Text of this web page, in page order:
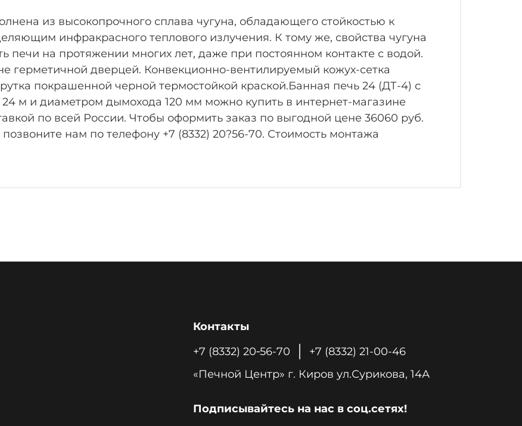
из высокопрочного сплава чугуна, обладающего стойкостью к
инфракрасного теплового излучения. К тому же, свойства чугуна
печи на протяжении многих лет, даже при постоянном контакте с водой.
герметичной дверцей. Конвекционно-вентилируемый кожух-сетка
покрашенной черной термостойкой краской.Банная печь 24 (ДТ-4) с
м и диаметром дымохода 120 мм можно купить в интернет-магазине
по всей России. Чтобы оформить заказ по выгодной цене 36060 руб.
+7 (8332) 20?56-70. Стоимость монтажа
Контакты
+7 (8332) 20‑56-70
+7 (8332) 21-00-46
«Печной Центр» г. Киров ул.Сурикова, 14А
Подписывайтесь на нас в соц.сетях!